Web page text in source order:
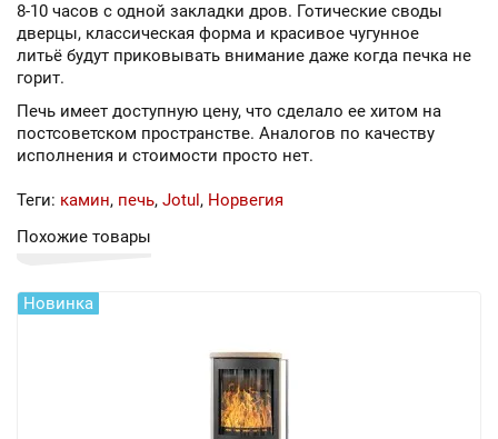
8-10 часов с одной закладки дров. Готические своды
дверцы, классическая форма и красивое чугунное
литьё будут приковывать внимание даже когда печка не
горит.
Печь имеет доступную цену, что сделало ее хитом на
постсоветском пространстве. Аналогов по качеству
исполнения и стоимости просто нет.
Теги: камин, печь, Jotul, Норвегия
Похожие товары
Новинка